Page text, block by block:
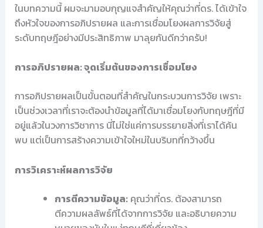
ในบทความนี้ ผมจะมามอบกุญแจสำคัญให้คุณว่าที่ดร. ได้เข้าใจ
ถึงหัวใจของการอภิปรายผล และการเชื่อมโยงผลการวิจัยสู่
ระดับทฤษฎีอย่างมีประสิทธิภาพ มาลุยกันดีกว่าครับ!
การอภิปรายผล: จุดเริ่มต้นของการเชื่อมโยง
การอภิปรายผลเป็นขั้นตอนที่สำคัญในกระบวนการวิจัย เพราะ
เป็นช่วงเวลาที่เราจะต้องนำข้อมูลที่ได้มาเชื่อมโยงกับทฤษฎีที่มี
อยู่แล้วในวงการวิชาการ นี่ไม่ใช่แค่การบรรยายสิ่งที่เราได้ค้น
พบ แต่เป็นการสร้างความเข้าใจใหม่ในบริบทที่กว้างขึ้น
การวิเคราะห์ผลการวิจัย
การตีความข้อมูล: คุณว่าที่ดร. ต้องสามารถ
ตีความผลลัพธ์ที่ได้จากการวิจัย และอธิบายความ